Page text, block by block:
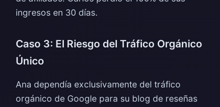
ingresos en 30 días.
Caso 3: El Riesgo del Tráfico Orgánico
Único
Ana dependía exclusivamente del tráfico
orgánico de Google para su blog de reseñas